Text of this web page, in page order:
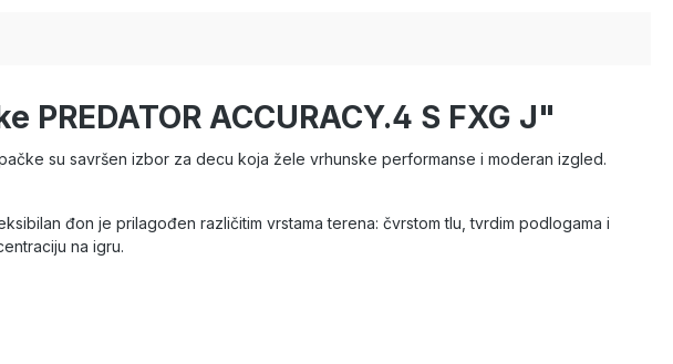
ACCURACY.4 S FXG J"
su savršen izbor za decu koja žele vrhunske performanse i moderan izgled.
đon je prilagođen različitim vrstama terena: čvrstom tlu, tvrdim podlogama i
na igru.